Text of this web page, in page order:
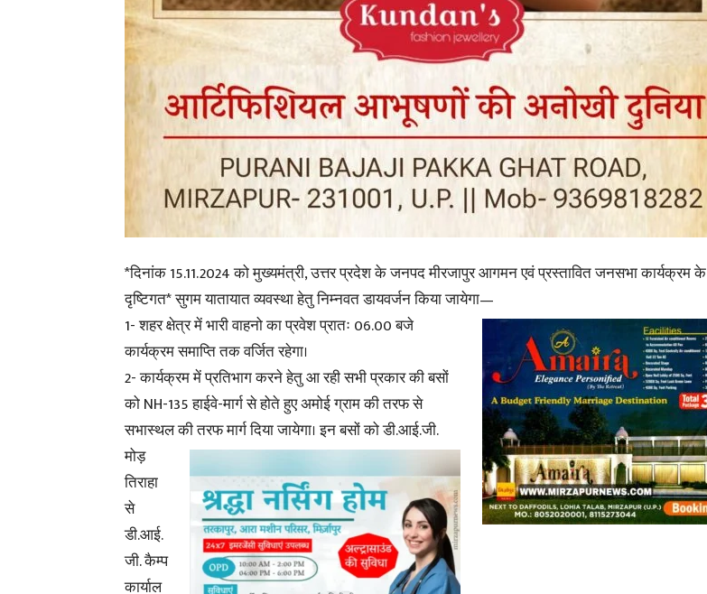
Today
News
*दिनांक 15.11.2024 को मुख्यमंत्री, उत्तर प्रदेश के जनपद मीरजापुर आगमन एवं प्रस्तावित जनसभा कार्यक्रम के
दृष्टिगत* सुगम यातायात व्यवस्था हेतु निम्नवत डायवर्जन किया जायेगा—
1- शहर क्षेत्र में भारी वाहनो का प्रवेश प्रातः 06.00 बजे
कार्यक्रम समाप्ति तक वर्जित रहेगा।
2- कार्यक्रम में प्रतिभाग करने हेतु आ रही सभी प्रकार की बसों
को NH-135 हाईवे-मार्ग से होते हुए अमोई ग्राम की तरफ से
सभास्थल की तरफ मार्ग दिया जायेगा।इन बसों को डी.आई.जी.
मोड़
तिराहा
से
डी.आई.
जी. कैम्प
कार्याल